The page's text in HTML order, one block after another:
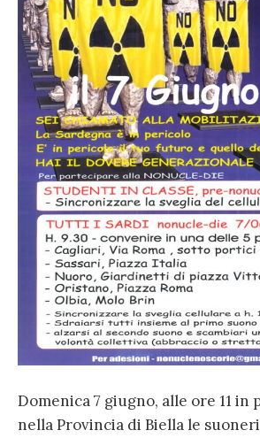
Domenica 7 giugno, alle ore 11 in
nella Provincia di Biella le